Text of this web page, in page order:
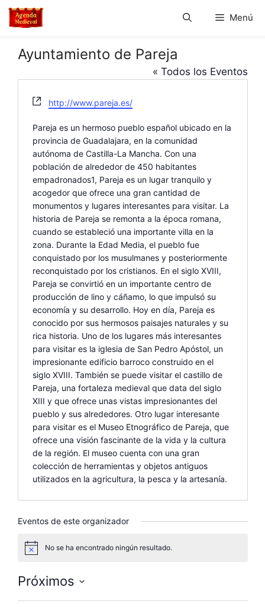
Saltar
Menú
Ayuntamiento de Pareja
« Todos los Eventos
W
b
s
i
t
e
http://www.pareja.es/
Pareja es un hermoso pueblo español ubicado en la
provincia de Guadalajara, en la comunidad
autónoma de Castilla-La Mancha. Con una
población de alrededor de 450 habitantes
empadronados1, Pareja es un lugar tranquilo y
acogedor que ofrece una gran cantidad de
monumentos y lugares interesantes para visitar. La
historia de Pareja se remonta a la época romana,
cuando se estableció una importante villa en la
zona. Durante la Edad Media, el pueblo fue
conquistado por los musulmanes y posteriormente
reconquistado por los cristianos. En el siglo XVIII,
Pareja se convirtió en un importante centro de
producción de lino y cáñamo, lo que impulsó su
economía y su desarrollo. Hoy en día, Pareja es
conocido por sus hermosos paisajes naturales y su
rica historia. Uno de los lugares más interesantes
para visitar es la iglesia de San Pedro Apóstol, un
impresionante edificio barroco construido en el
siglo XVIII. También se puede visitar el castillo de
Pareja, una fortaleza medieval que data del siglo
XIII y que ofrece unas vistas impresionantes del
pueblo y sus alrededores. Otro lugar interesante
para visitar es el Museo Etnográfico de Pareja, que
ofrece una visión fascinante de la vida y la cultura
de la región. El museo cuenta con una gran
colección de herramientas y objetos antiguos
utilizados en la agricultura, la pesca y la artesanía.
Eventos de este organizador
s
No se ha encontrado ningún resultado.
Próximos
S